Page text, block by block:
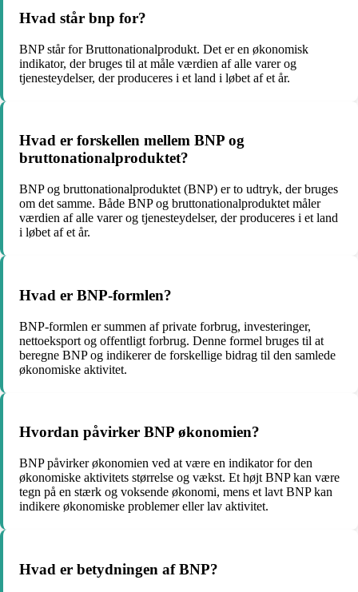
Hvad står bnp for?
BNP står for Bruttonationalprodukt. Det er en økonomisk
indikator, der bruges til at måle værdien af alle varer og
tjenesteydelser, der produceres i et land i løbet af et år.
Hvad er forskellen mellem BNP og
bruttonationalproduktet?
BNP og bruttonationalproduktet (BNP) er to udtryk, der bruges
om det samme. Både BNP og bruttonationalproduktet måler
værdien af alle varer og tjenesteydelser, der produceres i et land
i løbet af et år.
Hvad er BNP-formlen?
BNP-formlen er summen af private forbrug, investeringer,
nettoeksport og offentligt forbrug. Denne formel bruges til at
beregne BNP og indikerer de forskellige bidrag til den samlede
økonomiske aktivitet.
Hvordan påvirker BNP økonomien?
BNP påvirker økonomien ved at være en indikator for den
økonomiske aktivitets størrelse og vækst. Et højt BNP kan være
tegn på en stærk og voksende økonomi, mens et lavt BNP kan
indikere økonomiske problemer eller lav aktivitet.
Hvad er betydningen af BNP?